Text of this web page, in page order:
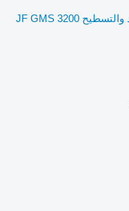
آلة الحصاد والتسطيح JF GMS 3200